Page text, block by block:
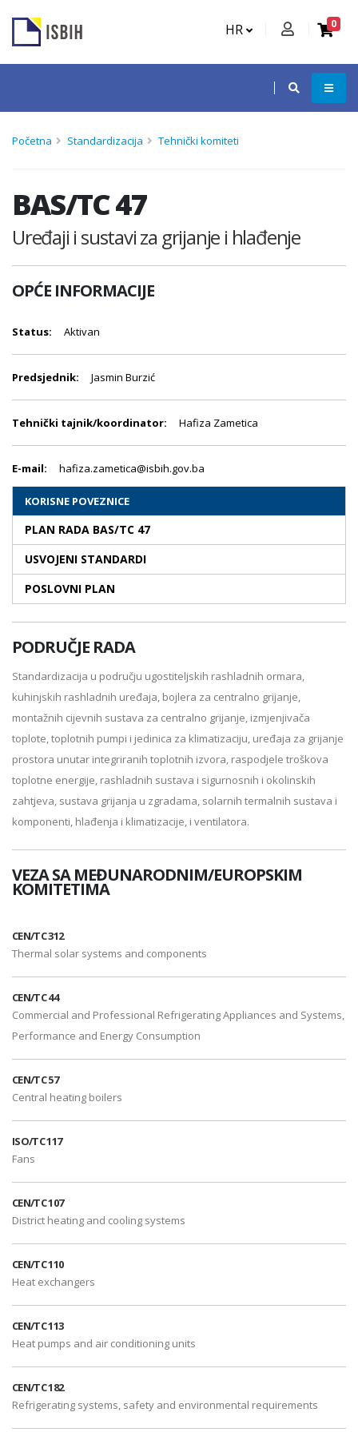
HR 0
Početna Standardizacija Tehnički komiteti
BAS/TC 47
Uređaji i sustavi za grijanje i hlađenje
OPĆE INFORMACIJE
Status: Aktivan
Predsjednik: Jasmin Burzić
Tehnički tajnik/koordinator: Hafiza Zametica
E-mail: hafiza.zametica@isbih.gov.ba
KORISNE POVEZNICE
PLAN RADA BAS/TC 47
USVOJENI STANDARDI
POSLOVNI PLAN
PODRUČJE RADA
Standardizacija u području ugostiteljskih rashladnih ormara,
kuhinjskih rashladnih uređaja, bojlera za centralno grijanje,
montažnih cijevnih sustava za centralno grijanje, izmjenjivača
toplote, toplotnih pumpi i jedinica za klimatizaciju, uređaja za grijanje
prostora unutar integriranih toplotnih izvora, raspodjele troškova
toplotne energije, rashladnih sustava i sigurnosnih i okolinskih
zahtjeva, sustava grijanja u zgradama, solarnih termalnih sustava i
komponenti, hlađenja i klimatizacije, i ventilatora.
VEZA SA MEĐUNARODNIM/EUROPSKIM
KOMITETIMA
CEN/TC 312
Thermal solar systems and components
CEN/TC 44
Commercial and Professional Refrigerating Appliances and Systems,
Performance and Energy Consumption
CEN/TC 57
Central heating boilers
ISO/TC 117
Fans
CEN/TC 107
District heating and cooling systems
CEN/TC 110
Heat exchangers
CEN/TC 113
Heat pumps and air conditioning units
CEN/TC 182
Refrigerating systems, safety and environmental requirements